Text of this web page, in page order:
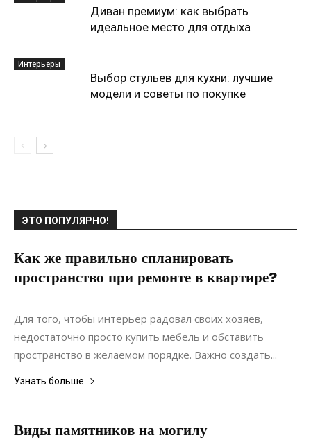
Диван премиум: как выбрать
идеальное место для отдыха
Интерьеры
Выбор стульев для кухни: лучшие
модели и советы по покупке
ЭТО ПОПУЛЯРНО!
Как же правильно спланировать
пространство при ремонте в квартире?
20.07.2021
Для того, чтобы интерьер радовал своих хозяев,
недостаточно просто купить мебель и обставить
пространство в желаемом порядке. Важно создать...
Узнать больше
Виды памятников на могилу
20.03.2021